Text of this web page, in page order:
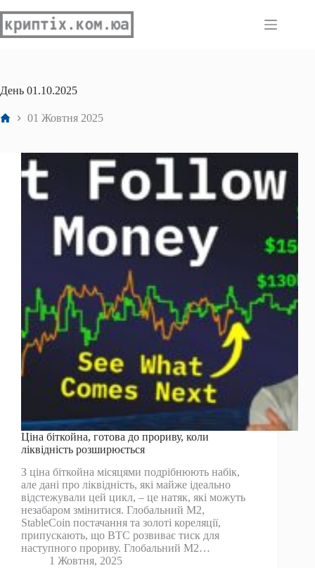
до
вмісту
День 01.10.2025
Головна
01 Жовтня 2025
Ціна біткойна, готова до прориву, коли
ліквідність розширюється
З ціна біткойна місяцями подрібнюють набік,
але дані про ліквідність, які майже ідеально
відстежували цей цикл, – це натяк, які можуть
незабаром змінитися. Глобальний M2,
StableCoin постачання та золоті кореляції,
припускають, що BTC розвиває тиск для
наступного прориву. Глобальний M2…
1 Жовтня, 2025